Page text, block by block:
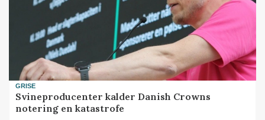
GRISE
Svineproducenter kalder Danish Crowns
notering en katastrofe